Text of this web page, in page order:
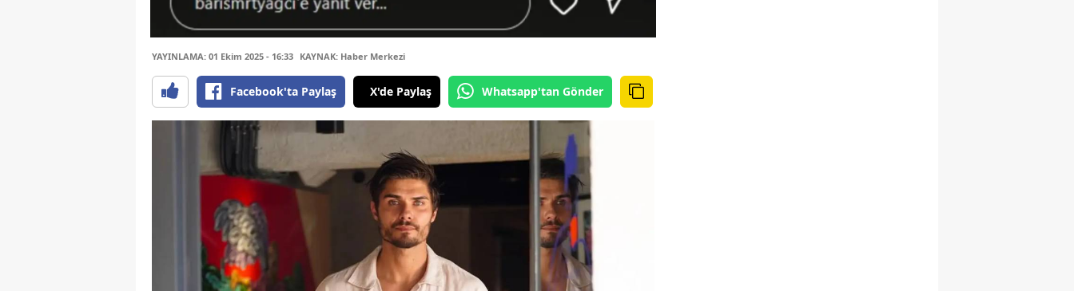
YAYINLAMA: 01 Ekim 2025 - 16:33 KAYNAK: Haber Merkezi
Facebook'ta Paylaş X'de Paylaş Whatsapp'tan Gönder